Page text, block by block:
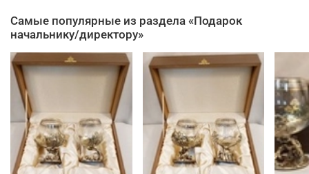
Самые популярные из раздела «Подарок
начальнику/директору»